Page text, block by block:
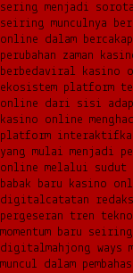
sering menjadi
seiring munculnya
online dalam
perubahan zaman
berbedaviral kasino
ekosistem platform
online dari sisi
kasino online
platform interaktif
yang mulai menjadi
online melalui sudut
babak baru kasino
digitalcatatan
pergeseran tren
momentum baru
digitalmahjong
muncul dalam